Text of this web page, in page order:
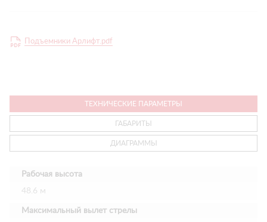
Подъемники Арлифт.pdf
ТЕХНИЧЕСКИЕ ПАРАМЕТРЫ
ГАБАРИТЫ
ДИАГРАММЫ
Рабочая высота
48.6 м
Максимальный вылет стрелы